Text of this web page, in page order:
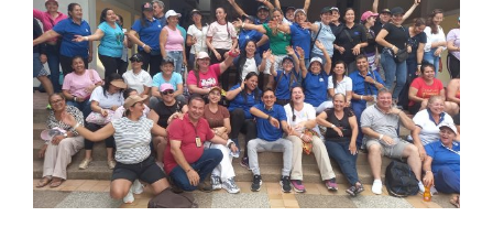
Rendición de Cuentas
Buscar:
Ayudas para Navegar
imagen
más
grande